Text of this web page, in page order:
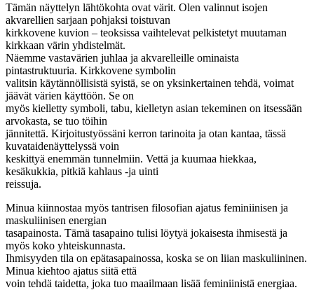
Tämän näyttelyn lähtökohta ovat värit. Olen valinnut isojen
akvarellien sarjaan pohjaksi toistuvan
kirkkovene kuvion – teoksissa vaihtelevat pelkistetyt muutaman
kirkkaan värin yhdistelmät.
Näemme vastavärien juhlaa ja akvarelleille ominaista
pintastruktuuria. Kirkkovene symbolin
valitsin käytännöllisistä syistä, se on yksinkertainen tehdä, voimat
jäävät värien käyttöön. Se on
myös kielletty symboli, tabu, kielletyn asian tekeminen on itsessään
arvokasta, se tuo töihin
jännitettä. Kirjoitustyössäni kerron tarinoita ja otan kantaa, tässä
kuvataidenäyttelyssä voin
keskittyä enemmän tunnelmiin. Vettä ja kuumaa hiekkaa,
kesäkukkia, pitkiä kahlaus -ja uinti
reissuja.
Minua kiinnostaa myös tantrisen filosofian ajatus feminiinisen ja
maskuliinisen energian
tasapainosta. Tämä tasapaino tulisi löytyä jokaisesta ihmisestä ja
myös koko yhteiskunnasta.
Ihmisyyden tila on epätasapainossa, koska se on liian maskuliininen.
Minua kiehtoo ajatus siitä että
voin tehdä taidetta, joka tuo maailmaan lisää feminiinistä energiaa.